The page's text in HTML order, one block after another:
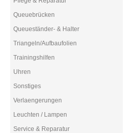
Queuebrücken
Queueständer- & Halter
Triangeln/Aufbaufolien
Trainingshilfen
Uhren
Sonstiges
Verlaengerungen
Leuchten / Lampen
Service & Reparatur